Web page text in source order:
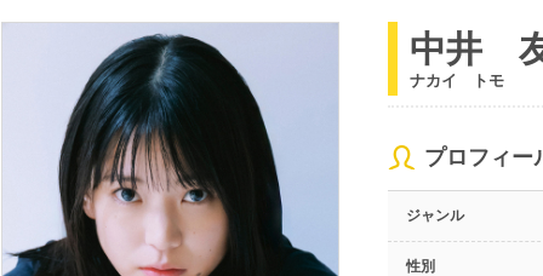
中井
ナカイ トモ
プロフィー
ジャンル
性別